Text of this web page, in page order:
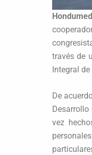
través de
Integral
De
vez